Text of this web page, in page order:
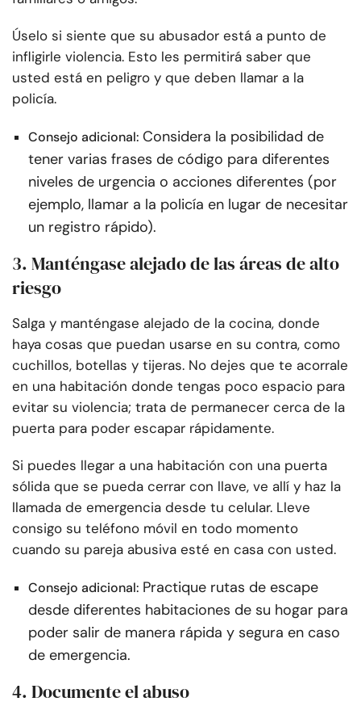
Úselo si siente que su abusador está a punto de
infligirle violencia. Esto les permitirá saber que
usted está en peligro y que deben llamar a la
policía.
Consejo adicional: Considera la posibilidad de
tener varias frases de código para diferentes
niveles de urgencia o acciones diferentes (por
ejemplo, llamar a la policía en lugar de necesitar
un registro rápido).
3. Manténgase alejado de las áreas de alto
riesgo
Salga y manténgase alejado de la cocina, donde
haya cosas que puedan usarse en su contra, como
cuchillos, botellas y tijeras. No dejes que te acorrale
en una habitación donde tengas poco espacio para
evitar su violencia; trata de permanecer cerca de la
puerta para poder escapar rápidamente.
Si puedes llegar a una habitación con una puerta
sólida que se pueda cerrar con llave, ve allí y haz la
llamada de emergencia desde tu celular. Lleve
consigo su teléfono móvil en todo momento
cuando su pareja abusiva esté en casa con usted.
Consejo adicional: Practique rutas de escape
desde diferentes habitaciones de su hogar para
poder salir de manera rápida y segura en caso
de emergencia.
4. Documente el abuso